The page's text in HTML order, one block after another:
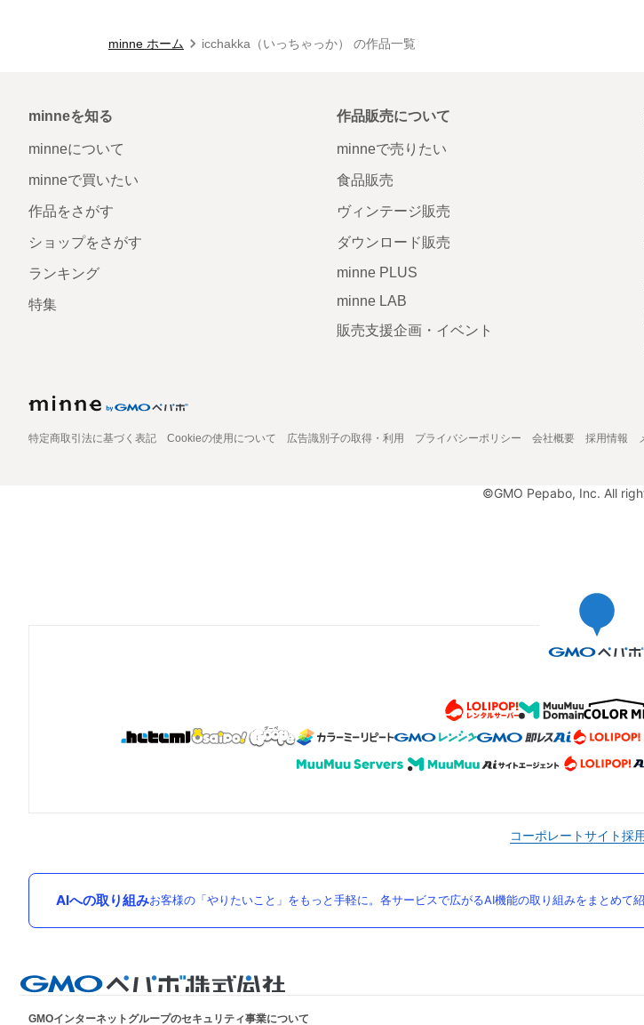
minne ホーム icchakka（いっちゃっか） の作品一覧
minneを知る
minneについて
minneで買いたい
作品をさがす
ショップをさがす
ランキング
特集
作品販売について
minneで売りたい
食品販売
ヴィンテージ販売
ダウンロード販売
minne PLUS
minne LAB
販売支援企画・イベント
特定商取引法に基づく表記 Cookieの使用について 広告識別子の取得・利用 プライバシーポリシー 会社概要 採用情報
©GMO Pepabo, Inc. All
コーポレートサイト採
AIへの取り組みお客様の「やりたいこと」をもっと手軽に。各サービスで広がるAI機能の取り組みをまとめて紹
GMOインターネットグループのセキュリティ事業について